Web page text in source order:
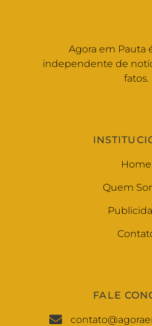
Agora em Pauta
independente de
fatos.
Home
Quem
FALE